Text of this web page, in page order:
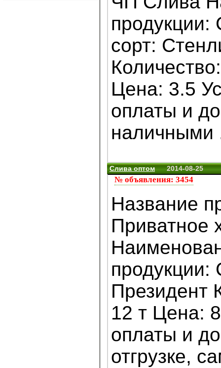
продукции:
сорт:
Цена: 3.5
оплаты и
наличными
№ объявления: 3454
Слива оптом 2014-08-25
Название
Приватное
продукции:
Президент
12 т Цена:
оплаты и
отгрузке,